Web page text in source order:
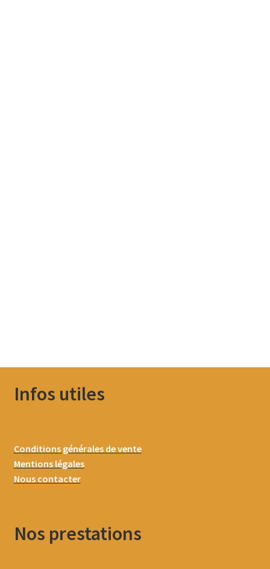
Infos utiles
Conditions générales de vente
Mentions légales
Nous contacter
Nos prestations